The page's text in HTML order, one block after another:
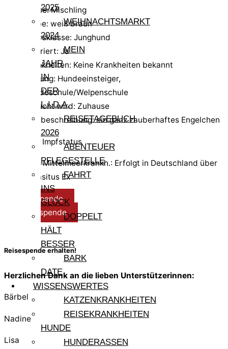
2025
WEIHNACHTSMARKT
2024
MEIN
JAHR
IN
DER
L.I.D.A.
REISETAGEBUCH
2026
ABENTEUER
PFLEGESTELLE
FAHRT
INS
GLÜCK
DOPPELT
HÄLT
BESSER
BARK
DATE
WISSENSWERTES
KATZENKRANKHEITEN
REISEKRANKHEITEN
HUNDE
HUNDERASSEN
Rasse: Mischling
Farbe: weiß braun
Altersklasse: Junghund
kastriert: Ja
Krankheiten: Keine Krankheiten bekannt
Haltung: Hundeeinsteiger,
Hundeschule/Welpenschule
gesucht wird: Zuhause
Kurzbeschreibung: ein ganz zauberhaftes Engelchen
Test- und Impfstatus
Test Mittelmeerkrankh.: Erfolgt in Deutschland über
Parasitus Ex
Reisespende
Pflegespende
Reisespende erhalten!
Herzlichen Dank an die lieben Unterstützerinnen:
Bärbel
Nadine
Lisa